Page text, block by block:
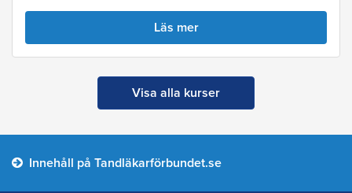
Läs mer
Visa alla kurser
Innehåll på Tandläkarförbundet.se